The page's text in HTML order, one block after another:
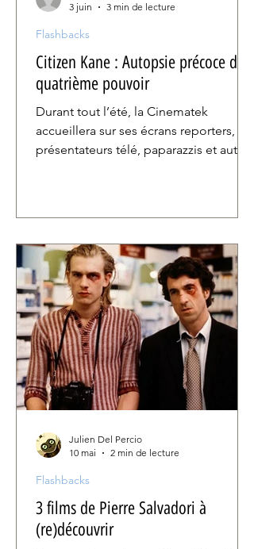
Citizen Kane : Autopsie précoce du
quatrième pouvoir
Durant tout l’été, la Cinematek
accueillera sur ses écrans reporters,
présentateurs télé, paparazzis et autres
entrailles de nos médias, Citizen Kane,
le monument d’Orson Welles, qui a
beaucoup à nous raconter sur le
pouvoir du journalisme.
Flashbacks
3 juin
3 min de lecture
3 films de Pierre Salvadori à
(re)découvrir
Flashbacks
Julien Del Percio
10 mai
2 min de lecture